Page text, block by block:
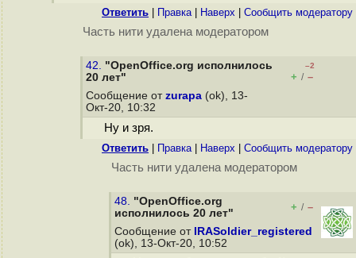
Ответить Правка| Наверх Cообщить модератору
Часть нити удалена модератором
42. "OpenOffice.org исполнилось
20 лет"
–2
+ / –
Сообщение от zurapa (ok), 13-
Окт-20, 10:32
Ну и зря.
Ответить Правка| Наверх Cообщить модератору
Часть нити удалена модератором
48. "OpenOffice.org
исполнилось 20 лет"
+ / –
Сообщение от
IRASoldier_registered
(ok), 13-Окт-20, 10:52